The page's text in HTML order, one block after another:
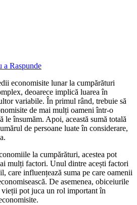
a Raspunde
economisite lunar la cumpărături
deoarece implică luarea în
variabile. În primul rând, trebuie să
de mai mulți oameni într-o
le însumăm. Apoi, această sumă totală
de persoane luate în considerare,
la cumpărături, acestea pot
mulți factori. Unul dintre acești factori
care influențează suma pe care oamenii
De asemenea, obiceiurile
pot juca un rol important în